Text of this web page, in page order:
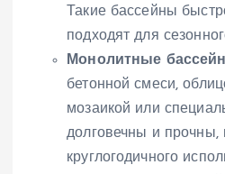
Такие бассейны
подходят для
Монолитные
бетонной смеси,
мозаикой или
долговечны и прочны,
круглогодичного